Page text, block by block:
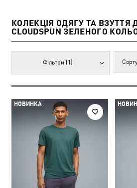
КОЛЕКЦІЯ ОДЯГУ ТА ВЗУТТЯ
CLOUDSPUN ЗЕЛЕНОГО
Фільтри (1)
НОВИНКА